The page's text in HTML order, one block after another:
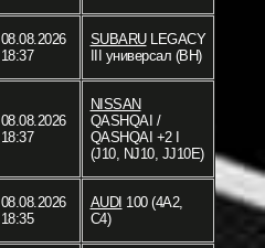
08.08.2026
18:37
SUBARULEGACY
III универсал (BH)
08.08.2026
18:37
NISSAN
QASHQAI /
QASHQAI +2 I
(J10, NJ10, JJ10E)
08.08.2026
18:35
AUDI 100 (4A2,
C4)